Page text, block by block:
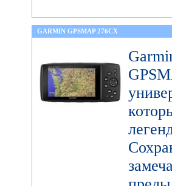
GARMIN GPSMAP 276CX